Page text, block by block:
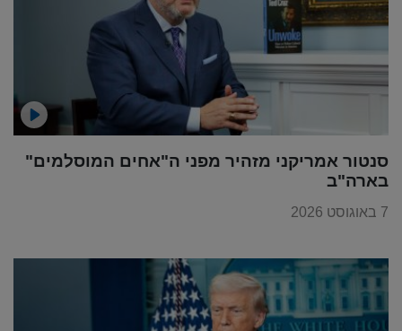
סנטור אמריקני מזהיר מפני ה"אחים המוסלמים"
בארה"ב
7 באוגוסט 2026